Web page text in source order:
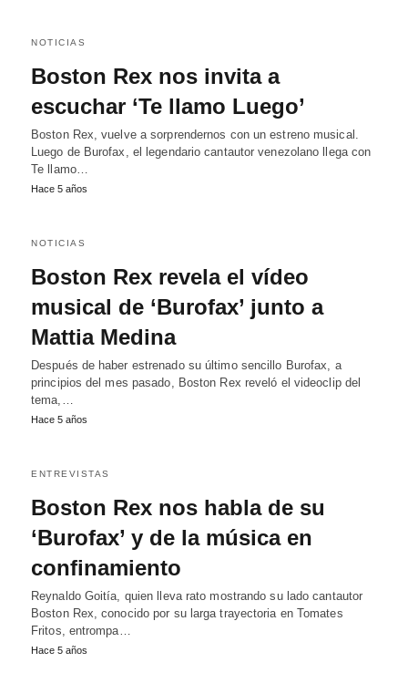
NOTICIAS
Boston Rex nos invita a
escuchar ‘Te llamo Luego’
Boston Rex, vuelve a sorprendernos con un estreno musical.
Luego de Burofax, el legendario cantautor venezolano llega con
Te llamo…
Hace 5 años
NOTICIAS
Boston Rex revela el vídeo
musical de ‘Burofax’ junto a
Mattia Medina
Después de haber estrenado su último sencillo Burofax, a
principios del mes pasado, Boston Rex reveló el videoclip del
tema,…
Hace 5 años
ENTREVISTAS
Boston Rex nos habla de su
‘Burofax’ y de la música en
confinamiento
Reynaldo Goitía, quien lleva rato mostrando su lado cantautor
Boston Rex, conocido por su larga trayectoria en Tomates
Fritos, entrompa…
Hace 5 años